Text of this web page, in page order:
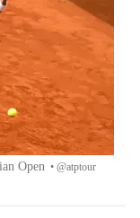
Open • @atptour